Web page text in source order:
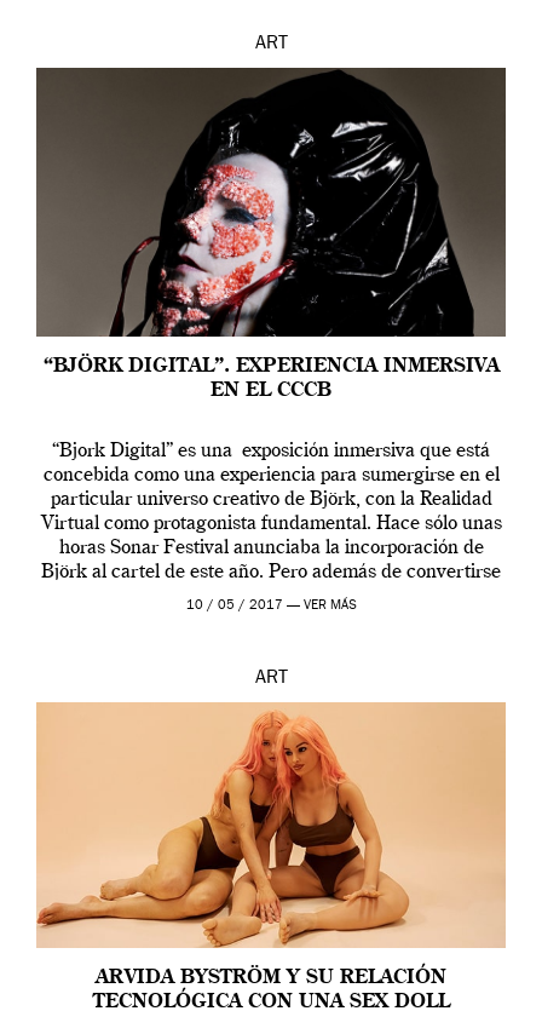
ART
“BJÖRK DIGITAL”. EXPERIENCIA INMERSIVA
EN EL CCCB
“Bjork Digital” es una exposición inmersiva que está
concebida como una experiencia para sumergirse en el
particular universo creativo de Björk, con la Realidad
Virtual como protagonista fundamental. Hace sólo unas
horas Sonar Festival anunciaba la incorporación de
Björk al cartel de este año. Pero además de convertirse
en una de las actuaciones más relevantes […]
10 / 05 / 2017 — VER MÁS
ART
ARVIDA BYSTRÖM Y SU RELACIÓN
TECNOLÓGICA CON UNA SEX DOLL